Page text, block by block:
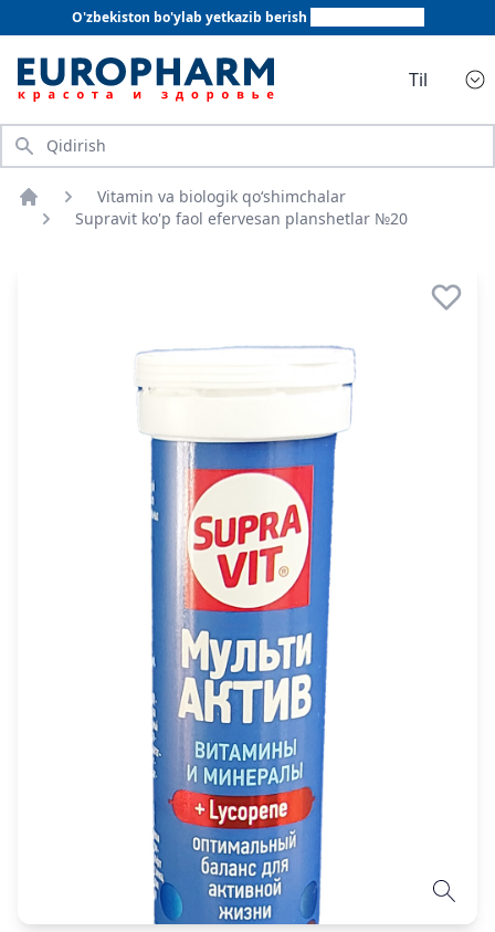
O'zbekiston bo'ylab yetkazib berish
Til
Qidirish
Bosh sahifa
Vitamin va biologik qo‘shimchalar
Supravit ko'p faol efervesan planshetlar №20